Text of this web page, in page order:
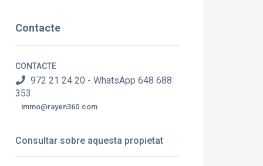
Contacte
CONTACTE
972 21 24 20 - WhatsApp 648 688
353
immo@rayen360.com
Consultar sobre aquesta propietat